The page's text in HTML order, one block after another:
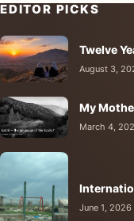
EDITOR PICKS
Twelve
August 3,
My
March 4,
June 1, 2026